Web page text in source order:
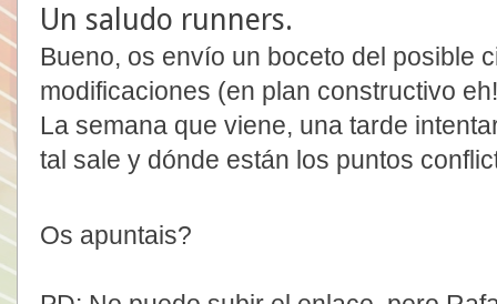
Un saludo runners.
Bueno, os envío un boceto del posible
modificaciones (en plan constructivo
La semana que viene, una tarde
tal sale y dónde están los puntos
Os apuntais?